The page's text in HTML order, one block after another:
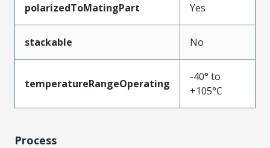
polarizedToMatingPart Yes
stackable No
temperatureRangeOperating
-40° to
+105°C
Process